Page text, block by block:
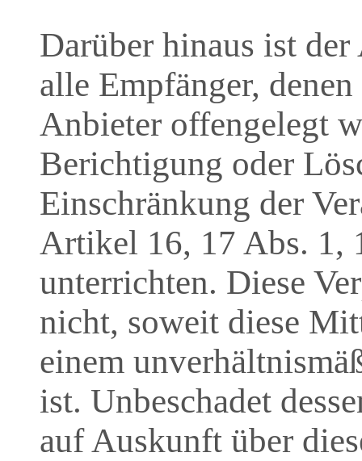
Darüber hinaus ist
alle Empfänger,
Anbieter offengelegt
Berichtigung oder
Einschränkung der
Artikel 16, 17 Abs. 1,
unterrichten. Diese
nicht, soweit diese
einem
ist. Unbeschadet
auf Auskunft über